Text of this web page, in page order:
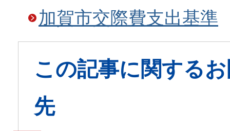
加賀市交際費支出基準
この記事に関する
先